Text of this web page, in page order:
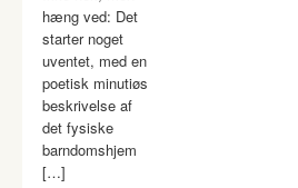
hæng ved: Det
starter noget
uventet, med en
poetisk minutiøs
beskrivelse af
det fysiske
barndomshjem
[…]